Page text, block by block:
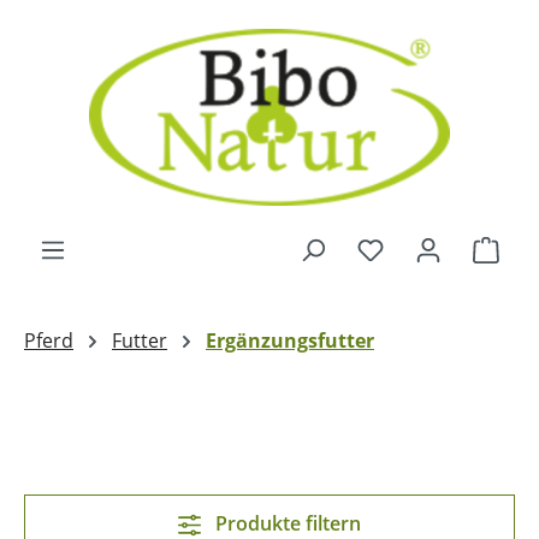
Zum Hauptinhalt springen
Pferd Futter Ergänzungsfutter
Produkte filtern